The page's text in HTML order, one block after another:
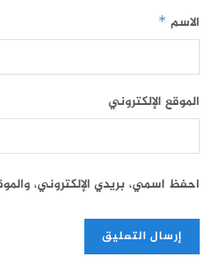
الاسم *
الموقع الإلكتروني
احفظ اسمي، بريدي الإلكتروني،